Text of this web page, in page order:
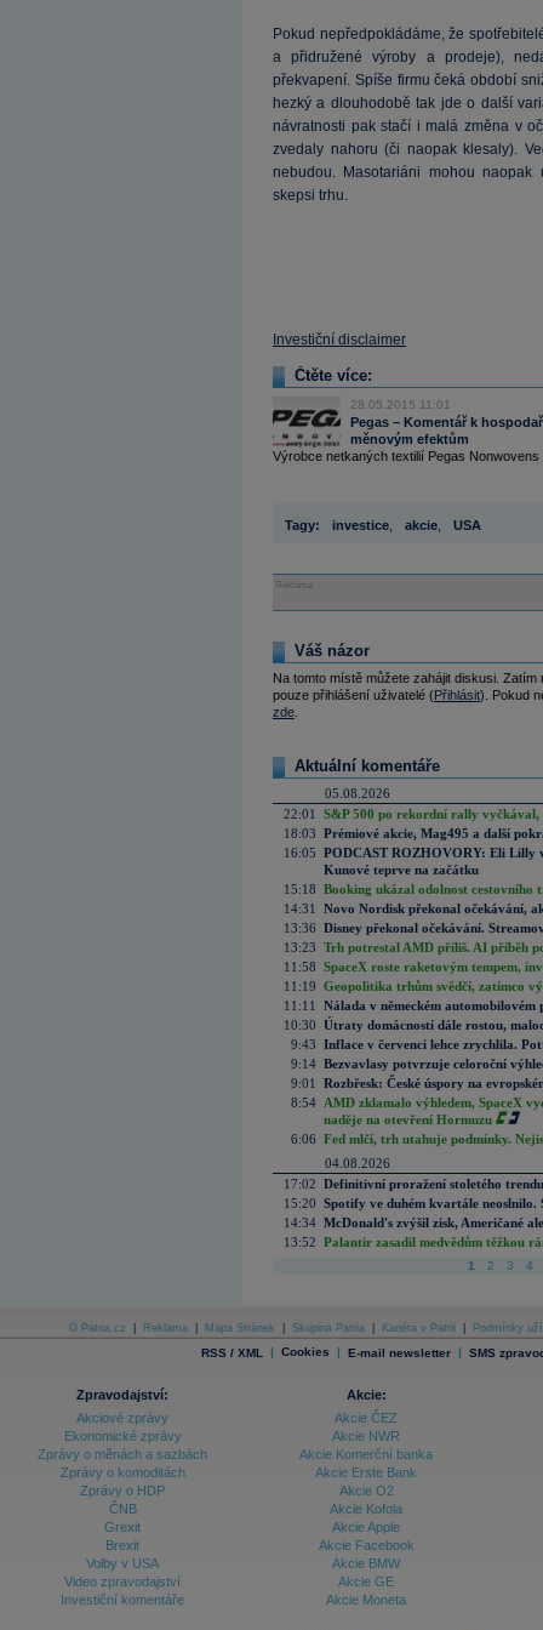
Pokud nepředpokládáme, že
a přidružené výroby a prodeje),
překvapení. Spíše firmu čeká období
hezký a dlouhodobě tak jde o další
návratnosti pak stačí i malá změna v
zvedaly nahoru (či naopak klesaly).
nebudou. Masotariáni mohou
skepsi trhu.
Investiční disclaimer
Čtěte více:
28.05.2015 11:01
Pegas – Komentář k
měnovým efektům
Výrobce netkaných textilií Pegas
Tagy: investice akcie USA
Reklama
Váš názor
Na tomto místě můžete zahájit diskusi.
pouze přihlášení uživatelé (Přihlásit). Pokud
zde
Aktuální komentáře
05.08.2026
22:01
S&P 500 po rekordní rally vyčkával,
18:03 Prémiové akcie, Mag495 a další
16:05 PODCAST ROZHOVORY: Eli Lilly
Kunové teprve na začátku
15:18 Booking ukázal odolnost cestovního
14:31
Novo Nordisk překonal očekávání,
13:36 Disney překonal očekávání.
13:23 Trh potrestal AMD příliš. AI příběh
11:58 SpaceX roste raketovým tempem,
11:19 Geopolitika trhům svědčí, zatímco
11:11
Nálada v německém automobilovém
10:30 Útraty domácností dále rostou,
9:43 Inflace v červenci lehce zrychlila.
9:14 Bezvavlasy potvrzuje celoroční
9:01
Rozbřesk: České úspory na
8:54 AMD zklamalo výhledem, SpaceX
naděje na otevření Hormuzu
6:06 Fed mlčí, trh utahuje podmínky.
04.08.2026
17:02 Definitivní proražení stoletého
15:20 Spotify ve duhém kvartále neoslnilo.
14:34 McDonald's zvýšil zisk, Američané
13:52 Palantir zasadil medvědům těžkou
1 2 3 4
O Patria.cz Reklama Mapa Stránek Skupina Patria Kariéra v Patrii Podmínky
RSS / XML | Cookies | E-mail newsletter | SMS
Zpravodajství:
Akciové zprávy
Ekonomické zprávy
Zprávy o měnách a sazbách
Zprávy o komoditách
Zprávy o HDP
ČNB
Grexit
Brexit
Volby v USA
Video zpravodajství
Investiční komentáře
Akcie:
Akcie ČEZ
Akcie NWR
Akcie Komerční banka
Akcie Erste Bank
Akcie O2
Akcie Kofola
Akcie Apple
Akcie Facebook
Akcie BMW
Akcie GE
Akcie Moneta